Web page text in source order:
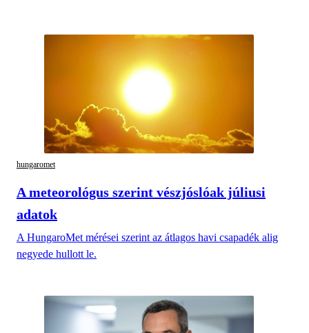
hungaromet
A meteorológus szerint vészjóslóak júliusi
adatok
A HungaroMet mérései szerint az átlagos havi csapadék alig
negyede hullott le.